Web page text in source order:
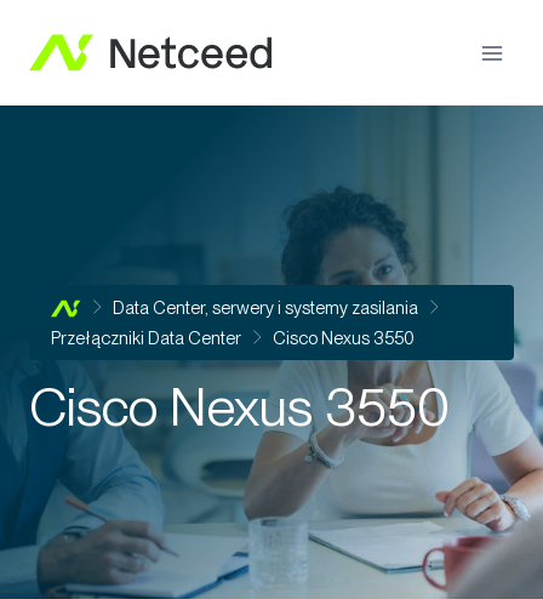
Data Center, serwery i systemy zasilania
Przełączniki Data Center
Cisco Nexus 3550
Cisco Nexus 3550